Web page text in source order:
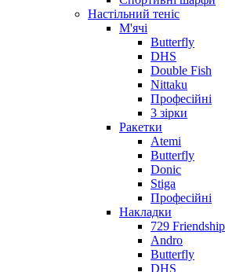
Настільний теніс
М'ячі
Butterfly
DHS
Double Fish
Nittaku
Професійні
3 зірки
Ракетки
Atemi
Butterfly
Donic
Stiga
Професійні
Накладки
729 Friendship
Andro
Butterfly
DHS